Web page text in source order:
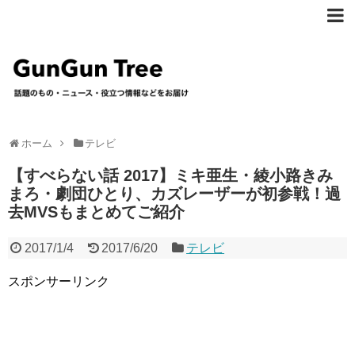
ホーム テレビ
【すべらない話 2017】ミキ亜生・綾小路きみ
まろ・劇団ひとり、カズレーザーが初参戦！過
去MVSもまとめてご紹介
2017/1/4 2017/6/20 テレビ
スポンサーリンク